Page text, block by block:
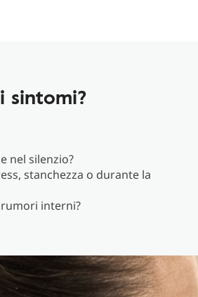
sintomi?
nel silenzio?
stanchezza o durante la
interni?